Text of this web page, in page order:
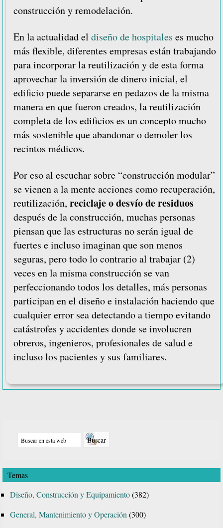
construcción y remodelación.
En la actualidad el diseño de hospitales es mucho
más flexible, diferentes empresas están trabajando
para incorporar la reutilización y de esta forma
aprovechar la inversión de dinero inicial, el
edificio puede separarse en pedazos de la misma
manera en que fueron creados, la reutilización
completa de los edificios es un concepto mucho
más sostenible que abandonar o demoler los
recintos médicos.
Por eso al escuchar sobre “construcción modular”
se vienen a la mente acciones como recuperación,
reutilización, reciclaje o desvío de residuos
después de la construcción, muchas personas
piensan que las estructuras no serán igual de
fuertes e incluso imaginan que son menos
seguras, pero todo lo contrario al trabajar (2)
veces en la misma construcción se van
perfeccionando todos los detalles, más personas
participan en el diseño e instalación haciendo que
cualquier error sea detectando a tiempo evitando
catástrofes y accidentes donde se involucren
obreros, ingenieros, profesionales de salud e
incluso los pacientes y sus familiares.
lateral
web
Temas
Diseño, Construcción y Equipamiento(382)
General, Mantenimiento y Operación (300)